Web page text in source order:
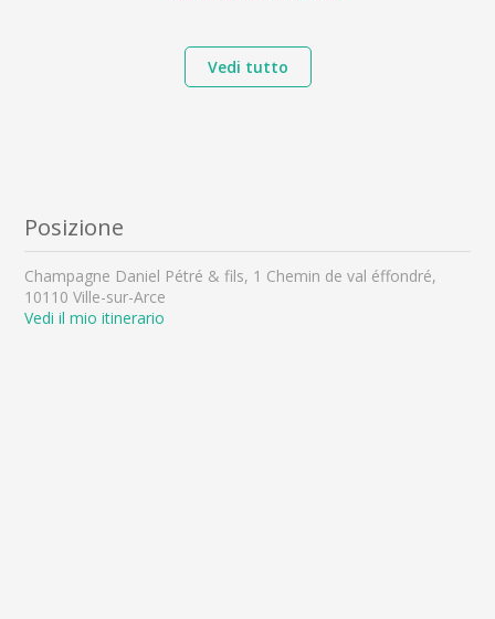
Vedi tutto
Posizione
Champagne Daniel Pétré & fils, 1 Chemin de val éffondré,
10110 Ville-sur-Arce
Vedi il mio itinerario